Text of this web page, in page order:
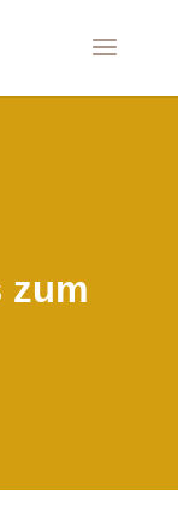
zum